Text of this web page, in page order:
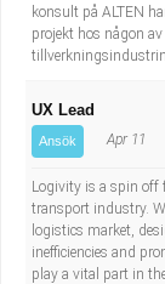
konsult på ALTEN
projekt hos någon
UX Lead
Ansök Apr 11
Logivity is a spin off
transport industry.
logistics market,
inefficiencies and
play a vital part in